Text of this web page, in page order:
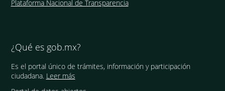
Plataforma Nacional de Transparencia
¿Qué es gob.mx?
Es el portal único de trámites, información y participación
ciudadana. Leer más